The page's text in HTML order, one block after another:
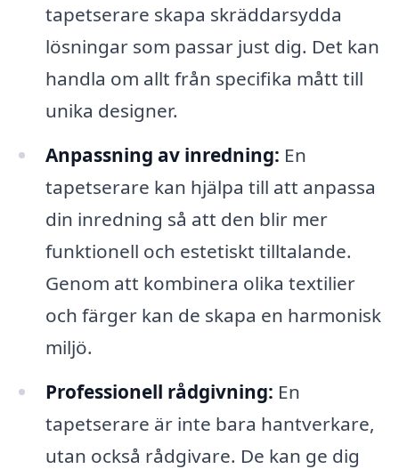
tapetserare skapa skräddarsydda
lösningar som passar just dig. Det kan
handla om allt från specifika mått till
unika designer.
Anpassning av inredning: En
tapetserare kan hjälpa till att anpassa
din inredning så att den blir mer
funktionell och estetiskt tilltalande.
Genom att kombinera olika textilier
och färger kan de skapa en harmonisk
miljö.
Professionell rådgivning: En
tapetserare är inte bara hantverkare,
utan också rådgivare. De kan ge dig